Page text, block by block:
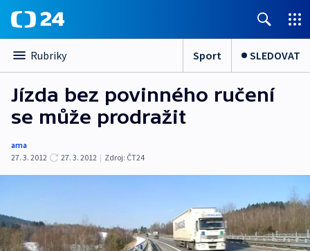
Rubriky Sport SLEDOVAT
Jízda bez povinného ručení
se může prodražit
ama
27. 3. 2012
27. 3. 2012 | Zdroj: ČT24